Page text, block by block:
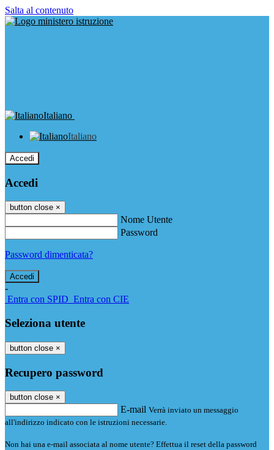
Salta al contenuto
Italiano
Italiano
Accedi
Accedi
button close ×
Nome Utente
Password
Password dimenticata?
-
Entra con SPID Entra con CIE
Seleziona utente
button close ×
Recupero password
button close ×
E-mail Verrà inviato un messaggio
all'indirizzo indicato con le istruzioni necessarie.
Non hai una e-mail associata al nome utente? Effettua il reset della password